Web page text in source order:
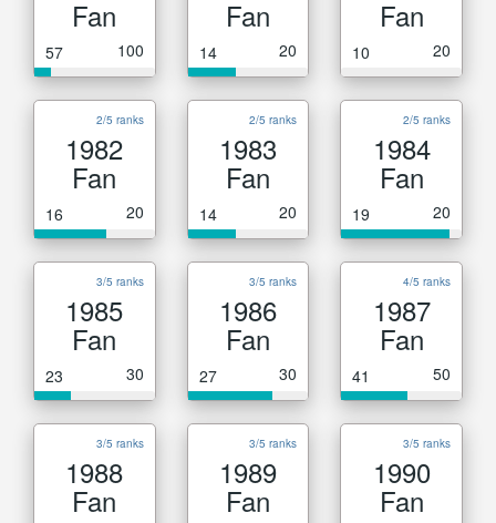
Fan
57 100
Fan
14 20
Fan
10 20
2/5 ranks
1982
Fan
16 20
2/5 ranks
1983
Fan
14 20
2/5 ranks
1984
Fan
19 20
3/5 ranks
1985
Fan
23 30
3/5 ranks
1986
Fan
27 30
4/5 ranks
1987
Fan
41 50
3/5 ranks
1988
Fan
3/5 ranks
1989
Fan
3/5 ranks
1990
Fan